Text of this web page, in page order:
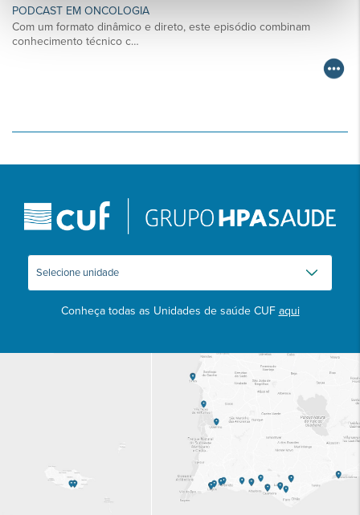
PODCAST EM ONCOLOGIA
Com um formato dinâmico e direto, este episódio combinam
conhecimento técnico c…
Conheça todas as Unidades de saúde CUF aqui